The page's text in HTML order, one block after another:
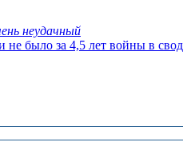
неудачный
было за 4,5 лет войны в